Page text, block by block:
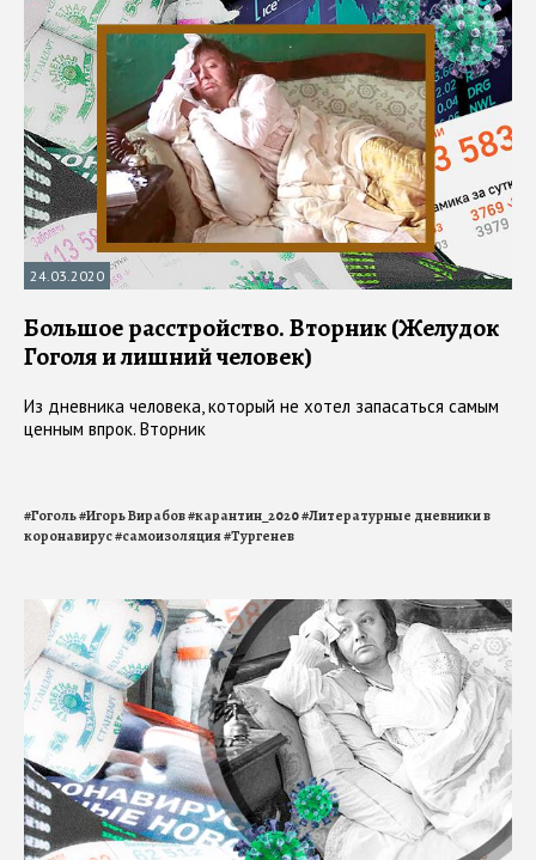
24.03.2020
Большое расстройство. Вторник (Желудок
Гоголя и лишний человек)
Из дневника человека, который не хотел запасаться самым
ценным впрок. Вторник
#Гоголь#Игорь Вирабов#карантин_2020#Литературные дневники в
коронавирус#самоизоляция#Тургенев